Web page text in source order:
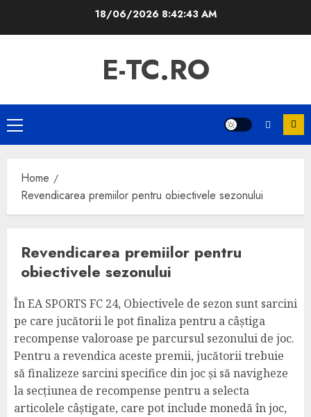
18/06/2026 8:42:44 AM
E-TC.RO
Primary
Menu
Home
Revendicarea premiilor pentru obiectivele sezonului
Revendicarea premiilor pentru
obiectivele sezonului
În EA SPORTS FC 24, Obiectivele de sezon sunt sarcini
pe care jucătorii le pot finaliza pentru a câștiga
recompense valoroase pe parcursul sezonului de joc.
Pentru a revendica aceste premii, jucătorii trebuie
să finalizeze sarcini specifice din joc și să navigheze
la secțiunea de recompense pentru a selecta
articolele câștigate, care pot include monedă în joc,